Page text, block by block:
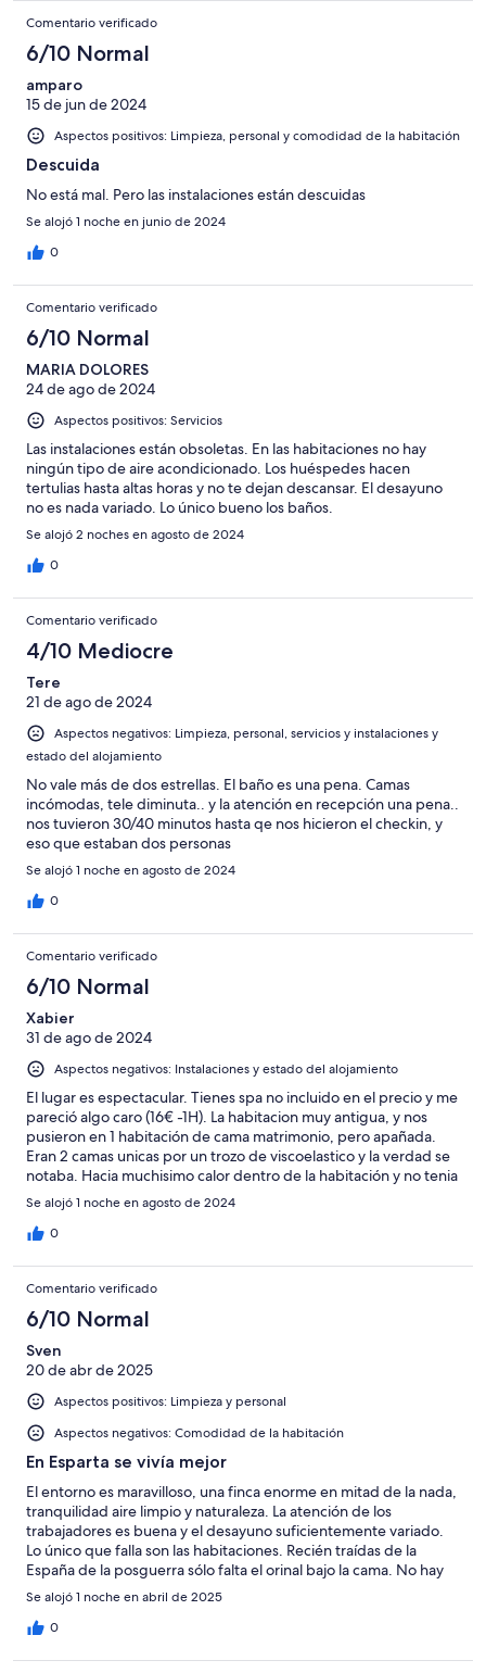
Comentario verificado
6/10 Normal
amparo
15 de jun de 2024
Aspectos positivos: Limpieza, personal y comodidad de la habitación
Descuida
No está mal. Pero las instalaciones están descuidas
Se alojó 1 noche en junio de 2024
0
Comentario verificado
6/10 Normal
MARIA DOLORES
24 de ago de 2024
Aspectos positivos: Servicios
Las instalaciones están obsoletas. En las habitaciones no hay
ningún tipo de aire acondicionado. Los huéspedes hacen
tertulias hasta altas horas y no te dejan descansar. El desayuno
no es nada variado. Lo único bueno los baños.
Se alojó 2 noches en agosto de 2024
0
Comentario verificado
4/10 Mediocre
Tere
21 de ago de 2024
Aspectos negativos: Limpieza, personal, servicios y instalaciones y
estado del alojamiento
No vale más de dos estrellas. El baño es una pena. Camas
incómodas, tele diminuta.. y la atención en recepción una pena..
nos tuvieron 30/40 minutos hasta qe nos hicieron el checkin, y
eso que estaban dos personas
Se alojó 1 noche en agosto de 2024
0
Comentario verificado
6/10 Normal
Xabier
31 de ago de 2024
Aspectos negativos: Instalaciones y estado del alojamiento
El lugar es espectacular. Tienes spa no incluido en el precio y me
pareció algo caro (16€ -1H). La habitacion muy antigua, y nos
pusieron en 1 habitación de cama matrimonio, pero apañada.
Eran 2 camas unicas por un trozo de viscoelastico y la verdad se
notaba. Hacia muchisimo calor dentro de la habitación y no tenia
Aire acondicionado. La habitacion necesita una remodelacion. El
baño muy simple, con 1 bañera que cada vez que te metías
sonaba como si fuese a romperse, además, la mampara que
una tulipa de 1 lampara y pusimos una reclamación por todo en
general. Para aparcar excelente, mucho espacio. Para comer y
cenar pues no merece la pena pagar ahi.
Se alojó 1 noche en agosto de 2024
0
Comentario verificado
6/10 Normal
Sven
20 de abr de 2025
Aspectos positivos: Limpieza y personal
Aspectos negativos: Comodidad de la habitación
En Esparta se vivía mejor
El entorno es maravilloso, una finca enorme en mitad de la nada,
tranquilidad aire limpio y naturaleza. La atención de los
trabajadores es buena y el desayuno suficientemente variado.
Lo único que falla son las habitaciones. Recién traídas de la
España de la posguerra sólo falta el orinal bajo la cama. No hay
secador en el baño, ni termostato para regular los radiadores de
hierro fundido (funcionaba la calefacción en el pasillo, con una
temperatura agradable hasta que entrabas en la fría habitación)
Se alojó 1 noche en abril de 2025
0